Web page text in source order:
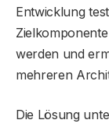
Entwicklung
werden und
mehreren
Die Lösung